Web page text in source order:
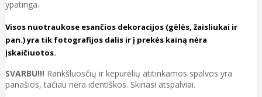
ypatinga.
Visos nuotraukose esančios dekoracijos (gėlės, žaisliukai ir
pan.) yra tik fotografijos dalis ir į prekės kainą nėra
įskaičiuotos.
SVARBU!!! Rankšluosčių ir kepurėlių atitinkamos spalvos yra
panašios, tačiau nėra identiškos. Skiriasi atspalviai.